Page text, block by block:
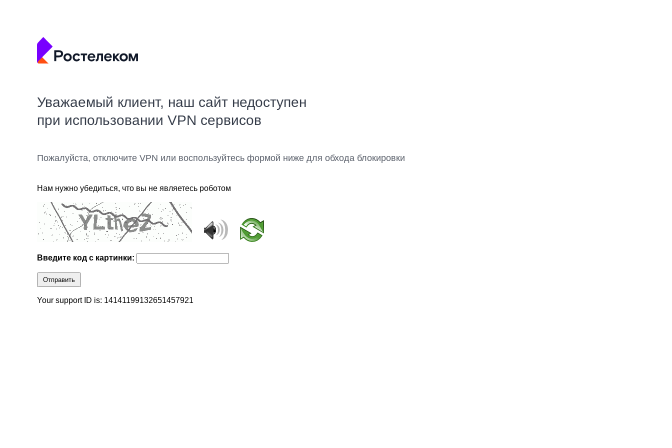
Уважаемый клиент, наш сайт недоступен
при использовании VPN сервисов
Пожалуйста, отключите VPN или воспользуйтесь формой ниже для обхода блокировки
Нам нужно убедиться, что вы не являетесь роботом
Введите код с картинки:
Отправить
Your support ID is: 14141199132651457921